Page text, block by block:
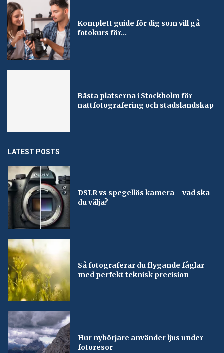
Komplett guide för dig som vill gå
fotokurs för...
Bästa platserna i Stockholm för
nattfotografering och stadslandskap
LATEST POSTS
DSLR vs spegellös kamera – vad ska
du välja?
Så fotograferar du flygande fåglar
med perfekt teknisk precision
Hur nybörjare använder ljus under
fotoresor